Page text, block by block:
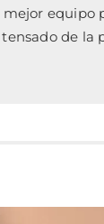
equipo
de la